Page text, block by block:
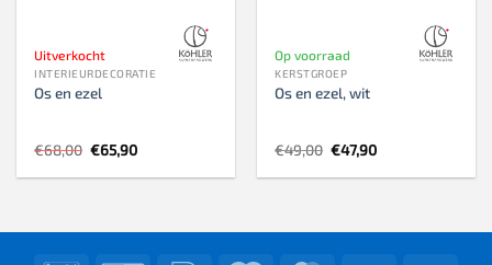
Uitverkocht
INTERIEURDECORATIE
Os en ezel
€68,00 Oorspronkelijke
prijs
was:
€65,90Huidige
is:
Op voorraad
KERSTGROEP
Os en ezel, wit
€49,00 Oorspronkelijke
prijs
was:
€47,90Huidige
is: